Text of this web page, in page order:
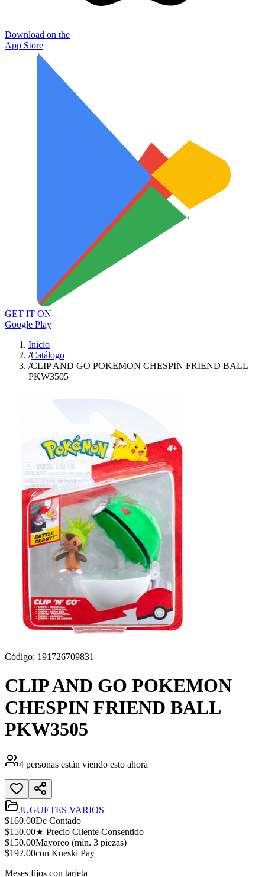
Download on the
App Store
GET IT ON
Google Play
Inicio
/Catálogo
/CLIP AND GO POKEMON CHESPIN FRIEND BALL
PKW3505
Código: 191726709831
CLIP AND GO POKEMON
CHESPIN FRIEND BALL
PKW3505
4 personas están viendo esto ahora
JUGUETES VARIOS
$160.00De Contado
$150.00★ Precio Cliente Consentido
$150.00Mayoreo (mín. 3 piezas)
$192.00con Kueski Pay
Meses fijos con tarjeta